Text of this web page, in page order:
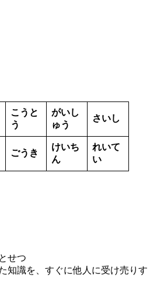
こうと
う
がいし
ゅう
さいし
ごうき
けいち
ん
れいて
い
せつ
知識を、すぐに他人に受け売りす